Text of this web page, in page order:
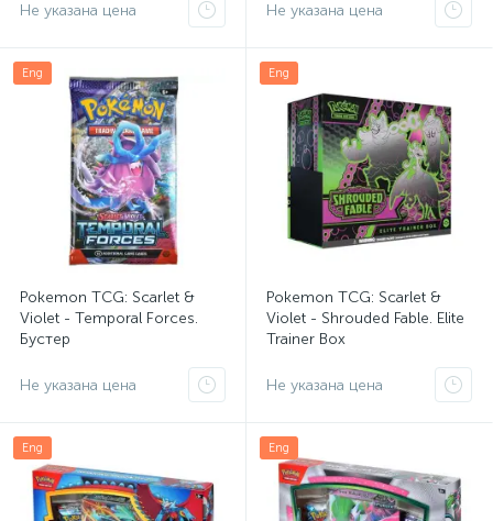
Не указана цена Не указана цена
Eng
Pokemon TCG: Scarlet &
Violet - Temporal Forces.
Бустер
Не указана цена
Eng
Pokemon TCG: Scarlet &
Violet - Shrouded Fable. Elite
Trainer Box
Не указана цена
Eng Eng